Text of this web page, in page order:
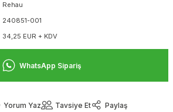
Rehau
240851-001
34,25 EUR + KDV
WhatsApp Sipariş
Yorum Yaz Tavsiye Et
Paylaş